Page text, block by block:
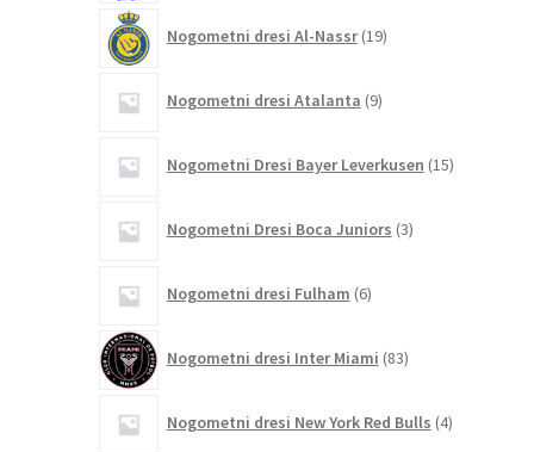
Nogometni dresi Al-Nassr 19izdelkov
Nogometni dresi Atalanta 9izdelkov
Nogometni Dresi Bayer Leverkusen 15izdelkov
Nogometni Dresi Boca Juniors 3izdelki
Nogometni dresi Fulham 6izdelkov
Nogometni dresi Inter Miami 83izdelkov
Nogometni dresi New York Red Bulls 4izdelki